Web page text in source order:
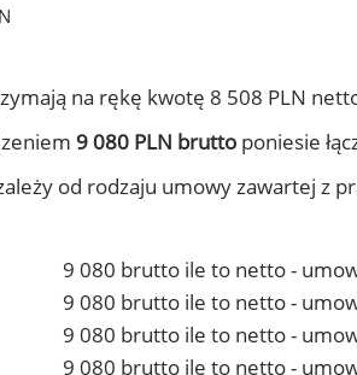
na rękę kwotę 8 508 PLN
9 080 PLN brutto poniesie
od rodzaju umowy zawartej z
9 080 brutto ile to netto -
9 080 brutto ile to netto -
9 080 brutto ile to netto -
9 080 brutto ile to netto -